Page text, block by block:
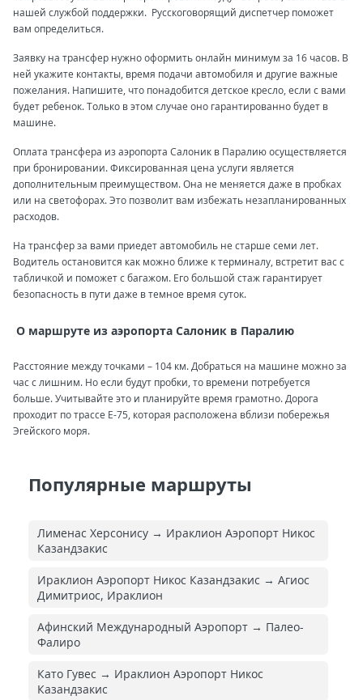
нашей службой поддержки. Русскоговорящий диспетчер поможет
вам определиться.
Заявку на трансфер нужно оформить онлайн минимум за 16 часов. В
ней укажите контакты, время подачи автомобиля и другие важные
пожелания. Напишите, что понадобится детское кресло, если с вами
будет ребенок. Только в этом случае оно гарантированно будет в
машине.
Оплата трансфера из аэропорта Салоник в Паралию осуществляется
при бронировании. Фиксированная цена услуги является
дополнительным преимуществом. Она не меняется даже в пробках
или на светофорах. Это позволит вам избежать незапланированных
расходов.
На трансфер за вами приедет автомобиль не старше семи лет.
Водитель остановится как можно ближе к терминалу, встретит вас с
табличкой и поможет с багажом. Его большой стаж гарантирует
безопасность в пути даже в темное время суток.
О маршруте из аэропорта Салоник в Паралию
Расстояние между точками – 104 км. Добраться на машине можно за
час с лишним. Но если будут пробки, то времени потребуется
больше. Учитывайте это и планируйте время грамотно. Дорога
проходит по трассе Е-75, которая расположена вблизи побережья
Эгейского моря.
Популярные маршруты
Лименас Херсонису → Ираклион Аэропорт Никос
Казандзакис
Ираклион Аэропорт Никос Казандзакис → Агиос
Димитриос, Ираклион
Афинский Международный Аэропорт → Палео-
Фалиро
Като Гувес → Ираклион Аэропорт Никос
Казандзакис